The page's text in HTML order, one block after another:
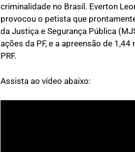
criminalidade no Brasil. Everton
provocou o petista que
da Justiça e Segurança Pública
ações da PF, e a apreensão de
PRF.
Assista ao vídeo abaixo: